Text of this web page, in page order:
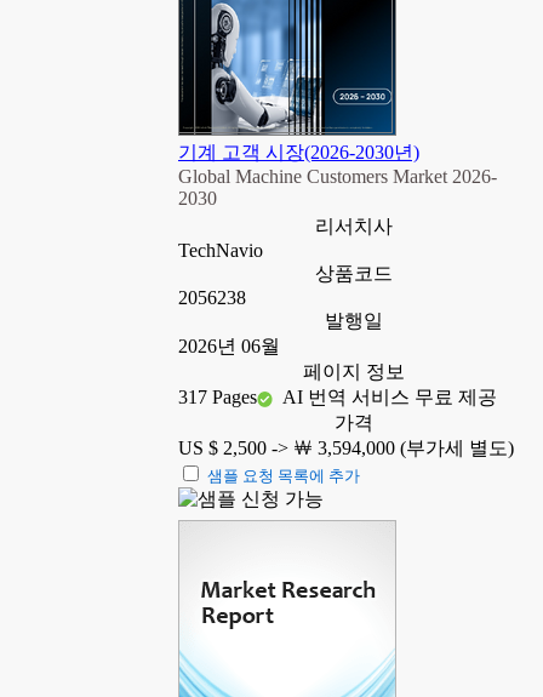
기계 고객 시장(2026-2030년)
Global Machine Customers Market 2026-
2030
리서치사
TechNavio
상품코드
2056238
발행일
2026년 06월
페이지 정보
317 Pages
AI 번역 서비스 무료 제공
가격
US $ 2,500 -> ￦ 3,594,000 (부가세 별도)
샘플 요청 목록에 추가